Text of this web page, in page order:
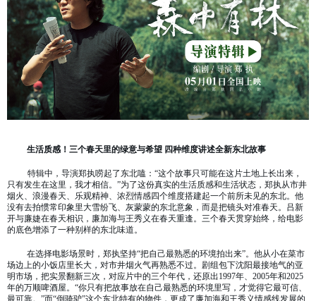
生活质感！三个春天里的绿意与希望 四种维度讲述全新东北故事
特辑中，导演郑执唠起了东北嗑： “这个故事只可能在这片土地上长出来，
只有发生在这里，我才相信。”为了这份真实的生活质感和生活状态，郑执从市井
烟火、浪漫春天、乐观精神、浓烈情感四个维度搭建起一个前所未见的东北。他
没有去拍惯常印象里大雪纷飞、灰蒙蒙的东北意象，而是把镜头对准春天。吕新
开与廉婕在春天相识，廉加海与王秀义在春天重逢。三个春天贯穿始终，给电影
的底色增添了一种别样的东北味道。
在选择电影场景时，郑执坚持“把自己最熟悉的环境拍出来”。他从小在菜市
场边上的小饭店里长大，对市井烟火气再熟悉不过。剧组包下沈阳最接地气的亚
明市场，把实景翻新三次，对应片中的三个年代，还原出1997年、2005年和2025
年的万顺啤酒屋。“你只有把故事放在自己最熟悉的环境里写，才觉得它最可信、